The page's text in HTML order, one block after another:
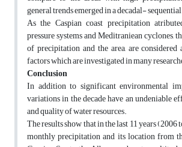
general trends emerged in a decadal-
As the Caspian coast precipitation
pressure systems and Meditraniean cyclones,
of precipitation and the area, are
factors which are investigated in many
Conclusion
In addition to significant environmental
variations in the decade have an undeniable
and quality of water resources.
The results show that in the last 11 years (2006
monthly precipitation and its location from